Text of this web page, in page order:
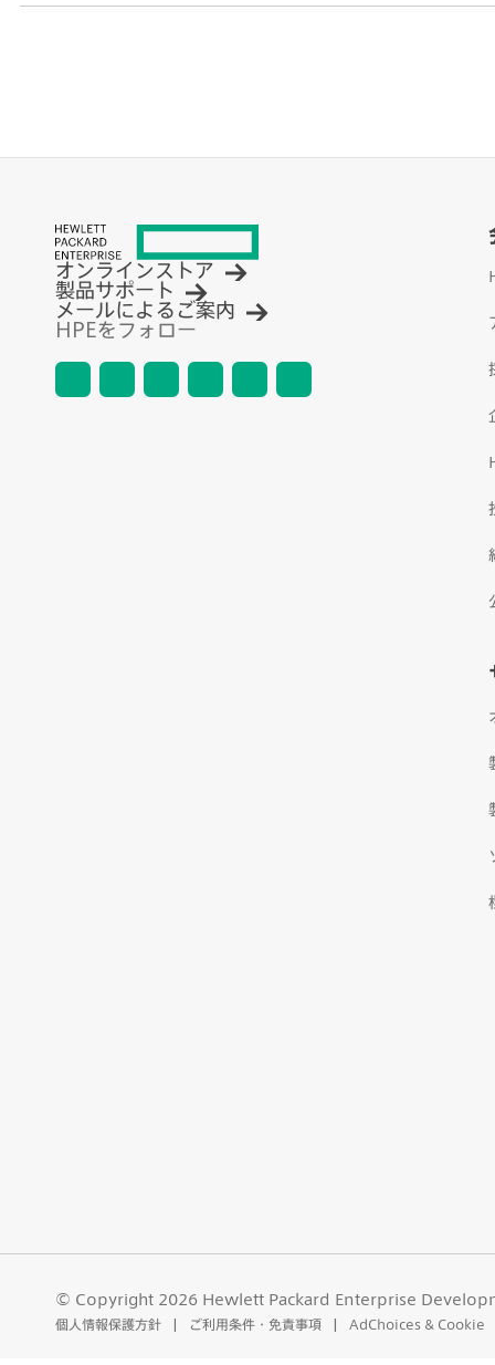
オンラインストア
製品サポート
メールによるご案内
HPEをフォロー
© Copyright 2026 Hewlett Packard Enterprise
個人情報保護方針 ご利用条件・免責事項 AdChoices & Cookie